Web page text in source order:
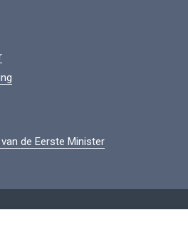
de Eerste Minister